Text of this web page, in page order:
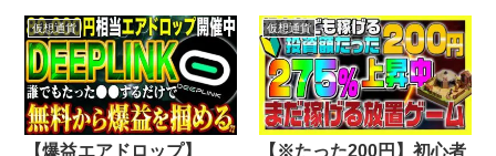
仮想通貨
【爆益エアドロップ】
仮想通貨
【※たった200円】初心者